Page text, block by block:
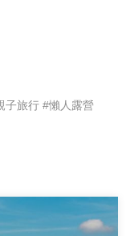
子旅行 #懶人露營